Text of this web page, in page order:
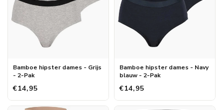
Bamboe hipster dames - Grijs
- 2-Pak
€14,95
Bamboe hipster dames - Navy
blauw - 2-Pak
€14,95